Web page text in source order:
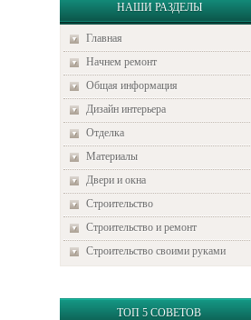
НАШИ РАЗДЕЛЫ
Главная
Начнем ремонт
Общая информация
Дизайн интерьера
Отделка
Материалы
Двери и окна
Строительство
Строительство и ремонт
Строительство своими руками
ТОП 5 СОВЕТОВ